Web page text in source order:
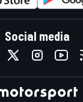
Social media